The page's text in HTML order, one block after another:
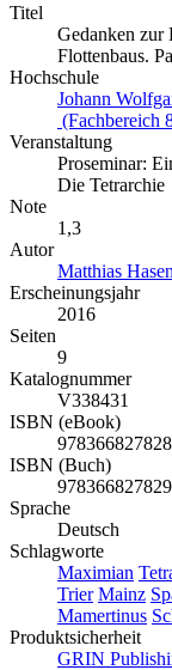
Titel
Gedanken zur
Flottenbaus.
Hochschule
Johann
(Fachbereich
Veranstaltung
Proseminar:
Die Tetrarchie
Note
1,3
Autor
Matthias
Erscheinungsjahr
2016
Seiten
9
Katalognummer
V338431
ISBN (eBook)
ISBN (Buch)
Sprache
Deutsch
Schlagworte
Maximian
Trier Mainz
Mamertinus
Produktsicherheit
GRIN